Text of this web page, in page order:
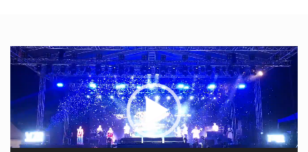
Video
Player